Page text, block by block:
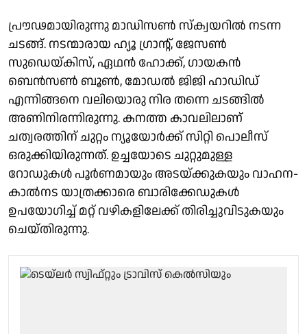
പ്രൗഢമായിരുന്നു മാഡിസൺ സ്ക്വയറിൽ നടന്ന
ചടങ്ങ്. നടന്മാരായ ഹ്യൂ ഗ്രാന്റ്, ജേസൺ
സുഡെയ്കിസ്, ഏഥൻ ഹോക്ക്, ഗായകൻ
ബെൻസൺ ബൂൺ, മോഡൽ ജിജി ഹാഡിഡ്
എന്നിങ്ങനെ വലിയൊരു നിര തന്നെ ചടങ്ങിൽ
അണിനിരന്നിരുന്നു. കനത്ത കാവലിലാണ്
ചത്വരത്തിന് ചുറ്റം ന്യൂയോർക്ക് സിറ്റി പൊലീസ്
ഒരുക്കിയിരുന്നത്. ഉച്ചയോടെ ചുറ്റുമുള്ള
റോഡുകൾ പൂർണമായും അടയ്ക്കുകയും വാഹന-
കാൽനട യാത്രക്കാരെ ബാരിക്കേഡുകൾ
ഉപയോഗിച്ച് മറ്റ് വഴികളിലേക്ക് തിരിച്ചുവിടുകയും
ചെയ്തിരുന്നു.